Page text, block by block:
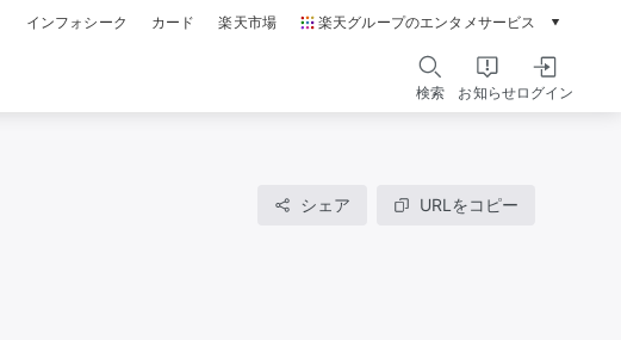
インフォシーク カード 楽天市場 楽天グループのエンタメサービス
本/ゲーム/CD/DVD
動画配信ガイド
Rakuten PLAY
検索 お知らせログイン
シェア URLをコピー